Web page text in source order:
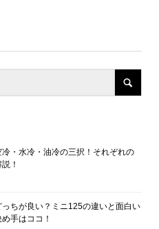
・水冷・油冷の三択！それぞれの
！
ちが良い？ミニ125の違いと面白い
手はココ！